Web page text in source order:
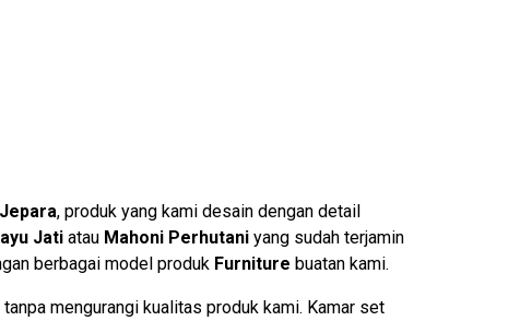
, produk yang kami desain dengan detail
Jati atau Mahoni Perhutani yang sudah terjamin
berbagai model produk Furniture buatan kami.
mengurangi kualitas produk kami. Kamar set